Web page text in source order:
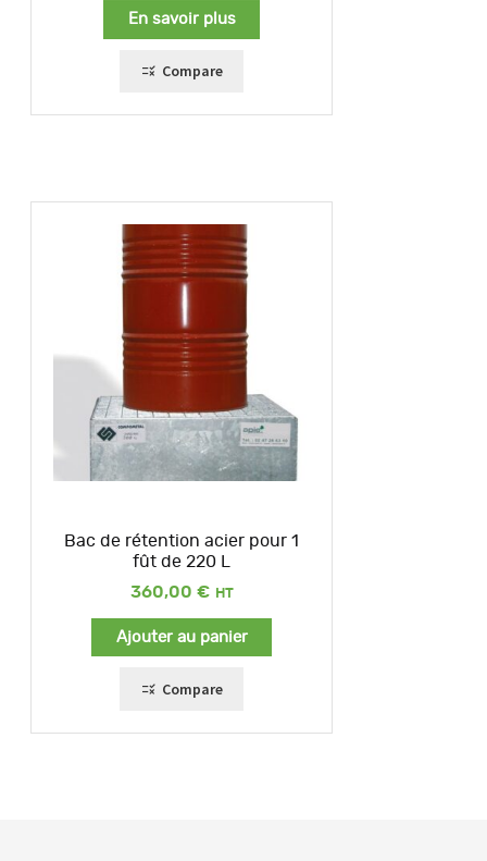
En savoir plus
Compare
Bac de rétention acier pour 1
fût de 220 L
360,00 €
Ajouter au panier
Compare